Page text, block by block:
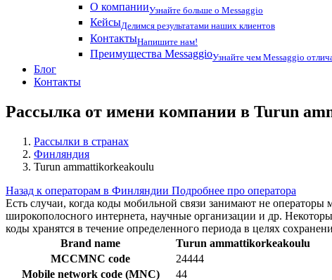
О компанииУзнайте больше о Messaggio
КейсыДелимся результатами наших клиентов
КонтактыНапишите нам!
Преимущества MessaggioУзнайте чем Messaggio
Блог
Контакты
Рассылка от имени компании в Turun
Рассылки в странах
Финляндия
Turun ammattikorkeakoulu
Назад к операторам в Финляндии Подробнее про оператора
Есть случаи, когда коды мобильной связи занимают не
широкополосного интернета, научные организации и др.
коды хранятся в течение определенного периода в целях
Brand name
Turun ammattikorkeakoulu
MCCMNC code
24444
Mobile network code (MNC)
44